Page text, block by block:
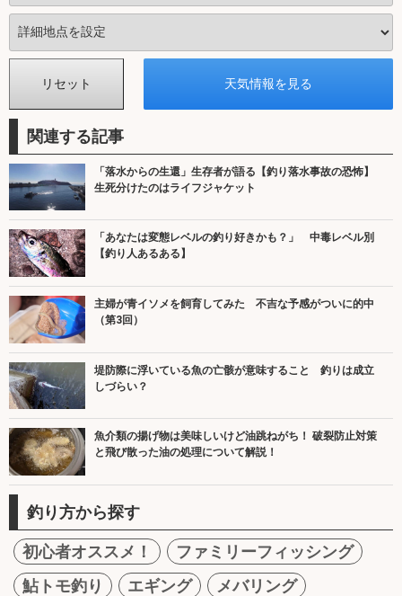
関連する記事
「落水からの生還」生存者が語る【釣り落水事故の恐怖】
生死分けたのはライフジャケット
「あなたは変態レベルの釣り好きかも？」 中毒レベル別
【釣り人あるある】
主婦が青イソメを飼育してみた 不吉な予感がついに的中
（第3回）
堤防際に浮いている魚の亡骸が意味すること 釣りは成立
しづらい？
魚介類の揚げ物は美味しいけど油跳ねがち！ 破裂防止対策
と飛び散った油の処理について解説！
釣り方から探す
初心者オススメ！
ファミリーフィッシング
鮎トモ釣り
エギング
メバリング